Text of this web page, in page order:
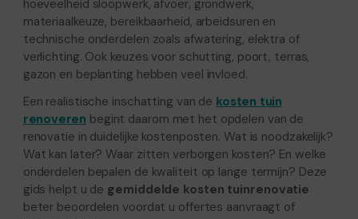
hoeveelheid sloopwerk, afvoer, grondwerk,
materiaalkeuze, bereikbaarheid, arbeidsuren en
technische onderdelen zoals afwatering, elektra of
verlichting. Ook keuzes voor schutting, poort, terras,
gazon en beplanting hebben veel invloed.
Een realistische inschatting van de kosten tuin
renoveren begint daarom met het opdelen van de
renovatie in duidelijke kostenposten. Wat is noodzakelijk?
Wat kan later? Waar zitten verborgen kosten? En welke
onderdelen bepalen de kwaliteit op lange termijn? Deze
gids helpt u de gemiddelde kosten tuinrenovatie
beter beoordelen voordat u offertes aanvraagt of